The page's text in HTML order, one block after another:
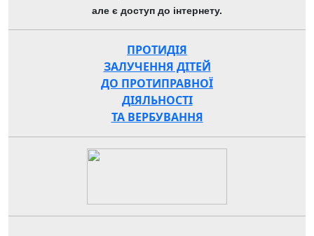
але є доступ до інтернету.
ПРОТИДІЯ
ЗАЛУЧЕННЯ ДІТЕЙ
ДО ПРОТИПРАВНОЇ
ДІЯЛЬНОСТІ
ТА ВЕРБУВАННЯ